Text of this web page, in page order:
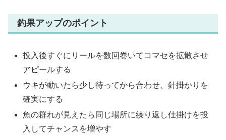
釣果アップのポイント
投入後すぐにリールを数回巻いてコマセを拡散させ
アピールする
ウキが動いたら少し待ってから合わせ、針掛かりを
確実にする
魚の群れが見えたら同じ場所に繰り返し仕掛けを投
入してチャンスを増やす